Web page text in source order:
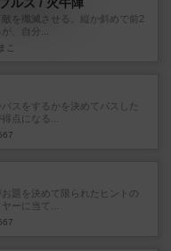
を殲滅させる。縦か斜めで前2
、自分...
こ
スをするかを決めてパスした
点になる...
題を決めて限られたヒントの
ーに当て...